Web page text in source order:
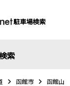
駐車場検索
索
函館市 函館山